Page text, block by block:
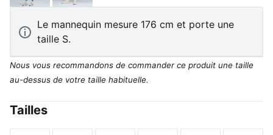
Le mannequin mesure 176 cm et porte une
taille S.
Nous vous recommandons de commander ce produit une taille
au-dessus de votre taille habituelle.
Tailles